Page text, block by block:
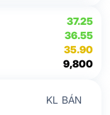
37.25
36.55
35.90
9,800
KL BÁN